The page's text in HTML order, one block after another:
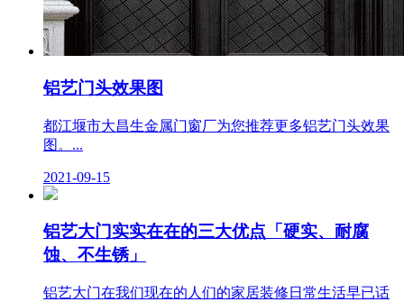
铝艺门头效果图
都江堰市大昌生金属门窗厂为您推荐更多铝艺门头效果
图。...
2021-09-15
铝艺大门实实在在的三大优点「硬实、耐腐
蚀、不生锈」
铝艺大门在我们现在的人们的家居装修日常生活早已话